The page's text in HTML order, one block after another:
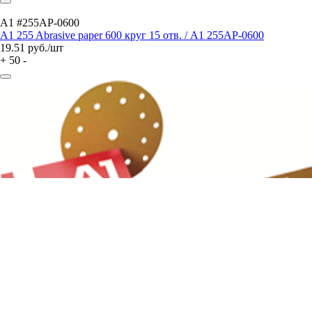
A1 #255AP-0600
A1 255 Abrasive paper 600 круг 15 отв. / A1 255AP-0600
19.51 руб./шт
+ 50 -